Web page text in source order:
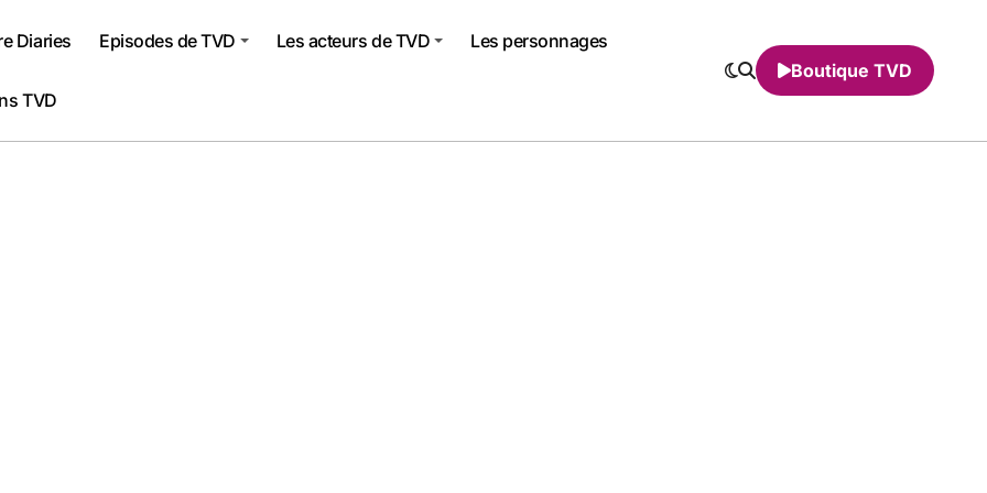
Diaries Episodes de TVD Les acteurs de TVD Les personnages
TVD
Boutique TVD